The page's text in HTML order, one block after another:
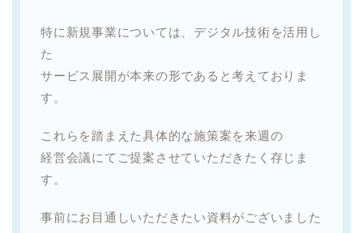
特に新規事業については、デジタル技術を活用し
た
サービス展開が本来の形であると考えておりま
す。
これらを踏まえた具体的な施策案を来週の
経営会議にてご提案させていただきたく存じま
す。
事前にお目通しいただきたい資料がございました